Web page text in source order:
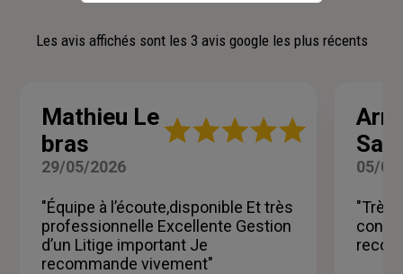
Les avis affichés sont les 3 avis google les plus récents
Mathieu Le
bras
Note
étoiles
29/05/2026
"Équipe à l’écoute,disponible Et très
professionnelle Excellente Gestion
d’un Litige important Je
recommande vivement"
05/
"Très